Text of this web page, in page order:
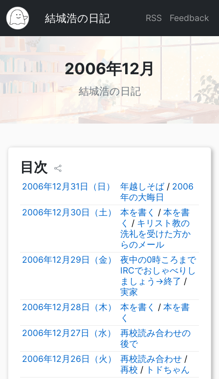
結城浩の日記 RSS Feedback
2006年12月
結城浩の日記
目次
2006年12月31日（日） 年越しそば/ 2006
年の大晦日
2006年12月30日（土）
本を書く / 本を書
く / キリスト教の
洗礼を受けた方か
らのメール
2006年12月29日（金）
夜中の0時ころまで
IRCでおしゃべりし
ましょう→終了 /
実家
2006年12月28日（木）
本を書く / 本を書
く
2006年12月27日（水）
再校読み合わせの
後で
2006年12月26日（火）
再校読み合わせ /
再校 / トドちゃん